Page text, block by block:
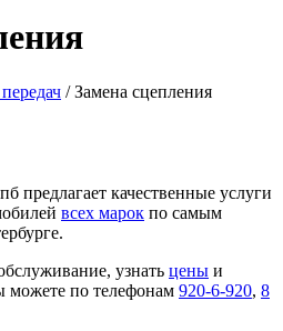
/ Замена сцепления
предлагает качественные услуги
всех марок по самым
узнать цены и
можете по телефонам 920-6-920, 8